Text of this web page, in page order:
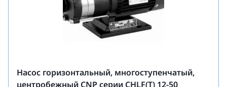
Насос горизонтальный, многоступенчатый,
центробежный CNP серии CHLF(T) 12-50